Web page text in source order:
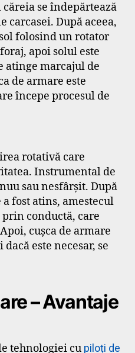
se îndepărtează
carcasei. După aceea,
folosind un rotator
apoi solul este
atinge marcajul de
de armare este
începe procesul de
rotativă care
Instrumental de
sau nesfârșit. După
fost atins, amestecul
conductă, care
cușca de armare
este necesar, se
– Avantaje
tehnologiei cu piloți de